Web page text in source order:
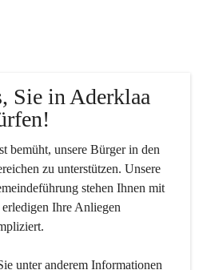
Sie in Aderklaa
bemüht, unsere Bürger in den
zu unterstützen. Unsere
stehen Ihnen mit
Ihre Anliegen
un­ter an­de­rem Informationen